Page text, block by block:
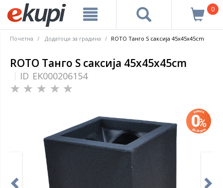
0
Почетна Додатоци за градина ROTO Танго S саксија 45x45x45cm
ROTO Танго S саксија 45x45x45cm
ID EK000206154